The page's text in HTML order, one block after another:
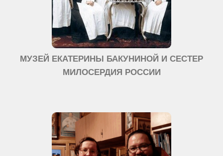
МУЗЕЙ ЕКАТЕРИНЫ БАКУНИНОЙ И СЕСТЕР
МИЛОСЕРДИЯ РОССИИ